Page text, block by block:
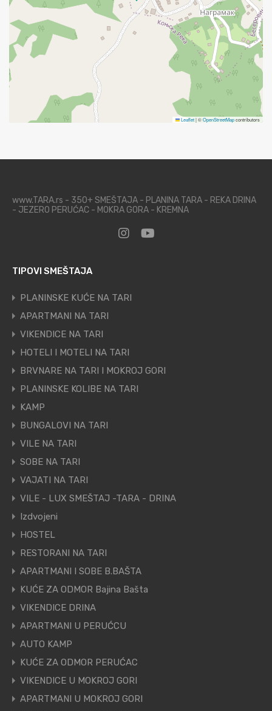
Leaflet|©OpenStreetMapcontributors
www.TARA.rs - 350+ SMEŠTAJA - PLANINA TARA - REKA DRINA
- JEZERO PERUĆAC - MOKRA GORA - KREMNA
TIPOVI SMEŠTAJA
PLANINSKE KUĆE NA TARI
APARTMANI NA TARI
VIKENDICE NA TARI
HOTELI I MOTELI NA TARI
BRVNARE NA TARI I MOKROJ GORI
PLANINSKE KOLIBE NA TARI
KAMP
BUNGALOVI NA TARI
VILE NA TARI
SOBE NA TARI
VAJATI NA TARI
VILE - LUX SMEŠTAJ -TARA - DRINA
Izdvojeni
HOSTEL
RESTORANI NA TARI
APARTMANI I SOBE B.BAŠTA
KUĆE ZA ODMOR Bajina Bašta
VIKENDICE DRINA
APARTMANI U PERUĆCU
AUTO KAMP
KUĆE ZA ODMOR PERUĆAC
VIKENDICE U MOKROJ GORI
APARTMANI U MOKROJ GORI